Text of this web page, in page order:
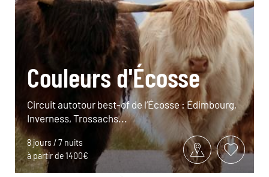
Couleurs d'Écosse
Circuit autotour best-of de l’Écosse : Édimbourg,
Inverness, Trossachs...
8 jours / 7 nuits
à partir de 1400€